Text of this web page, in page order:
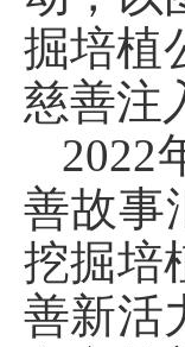
掘培植
慈善注
2022
善故事
挖掘培
善新活